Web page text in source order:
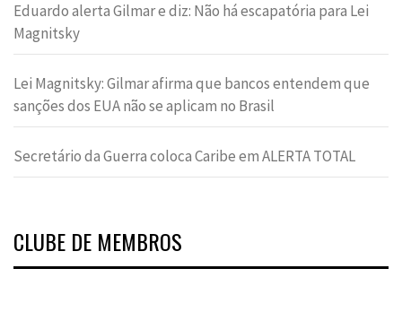
Eduardo alerta Gilmar e diz: Não há escapatória para Lei
Magnitsky
Lei Magnitsky: Gilmar afirma que bancos entendem que
sanções dos EUA não se aplicam no Brasil
Secretário da Guerra coloca Caribe em ALERTA TOTAL
CLUBE DE MEMBROS